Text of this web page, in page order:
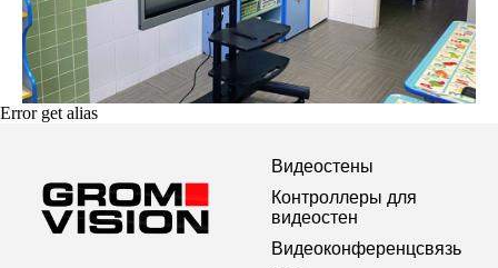
Error get alias
Видеостены
Контроллеры для
видеостен
Видеоконференцсвязь